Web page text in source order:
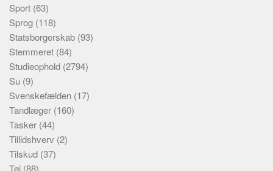
Sport (63)
Sprog (118)
Statsborgerskab (93)
Stemmeret (84)
Studieophold (2794)
Su (9)
Svenskefælden (17)
Tandlæger (160)
Tasker (44)
Tillidshverv (2)
Tilskud (37)
Tøj (88)